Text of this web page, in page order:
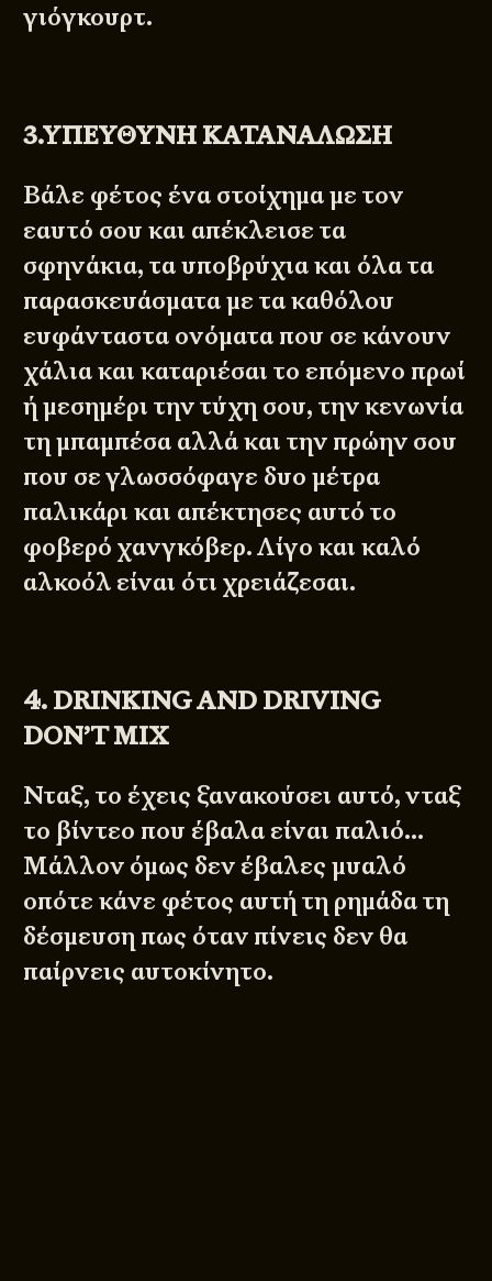
γιόγκουρτ.
3.ΥΠΕΥΘΥΝΗ ΚΑΤΑΝΑΛΩΣΗ
Βάλε φέτος ένα στοίχημα με τον
εαυτό σου και απέκλεισε τα
σφηνάκια, τα υποβρύχια και όλα τα
παρασκευάσματα με τα καθόλου
ευφάνταστα ονόματα που σε κάνουν
χάλια και καταριέσαι το επόμενο πρωί
ή μεσημέρι την τύχη σου, την κενωνία
τη μπαμπέσα αλλά και την πρώην σου
που σε γλωσσόφαγε δυο μέτρα
παλικάρι και απέκτησες αυτό το
φοβερό χανγκόβερ. Λίγο και καλό
αλκοόλ είναι ότι χρειάζεσαι.
4. DRINKING AND DRIVING
DON’T MIX
Νταξ, το έχεις ξανακούσει αυτό, νταξ
το βίντεο που έβαλα είναι παλιό…
Μάλλον όμως δεν έβαλες μυαλό
οπότε κάνε φέτος αυτή τη ρημάδα τη
δέσμευση πως όταν πίνεις δεν θα
παίρνεις αυτοκίνητο.